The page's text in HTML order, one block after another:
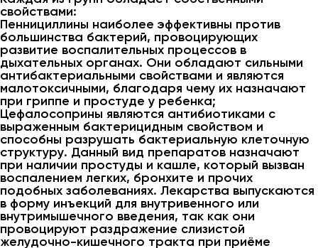
свойствами:
Пеннициллины наиболее эффективны против
большинства бактерий, провоцирующих
развитие воспалительных процессов в
дыхательных органах. Они обладают сильными
антибактериальными свойствами и являются
малотоксичными, благодаря чему их назначают
при гриппе и простуде у ребенка;
Цефалосоприны являются антибиотиками с
выраженным бактерицидным свойством и
способны разрушать бактериальную клеточную
структуру. Данный вид препаратов назначают
при наличии простуды и кашле, который вызван
воспалением легких, бронхите и прочих
подобных заболеваниях. Лекарства выпускаются
в форму инъекций для внутривенного или
внутримышечного введения, так как они
провоцируют раздражение слизистой
желудочно-кишечного тракта при приёме